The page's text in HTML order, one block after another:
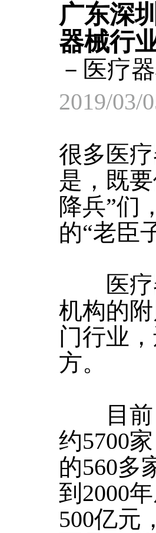
广东深
器械行
－医疗
2019/03/
很多医
是，既
降兵”们
的“老臣
医疗器
机构的
门行业
方。
目前，
约5700
的560多
到2000
500亿元